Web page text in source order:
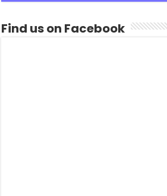
Find us on Facebook